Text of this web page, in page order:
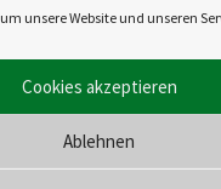
unsere Website und unseren
Cookies akzeptieren
Ablehnen
& Android